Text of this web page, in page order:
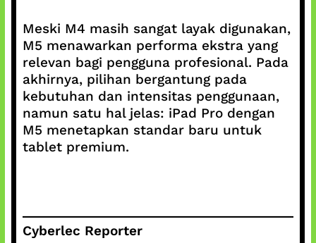
Meski M4 masih sangat layak digunakan,
M5 menawarkan performa ekstra yang
relevan bagi pengguna profesional. Pada
akhirnya, pilihan bergantung pada
kebutuhan dan intensitas penggunaan,
namun satu hal jelas: iPad Pro dengan
M5 menetapkan standar baru untuk
tablet premium.
Cyberlec Reporter